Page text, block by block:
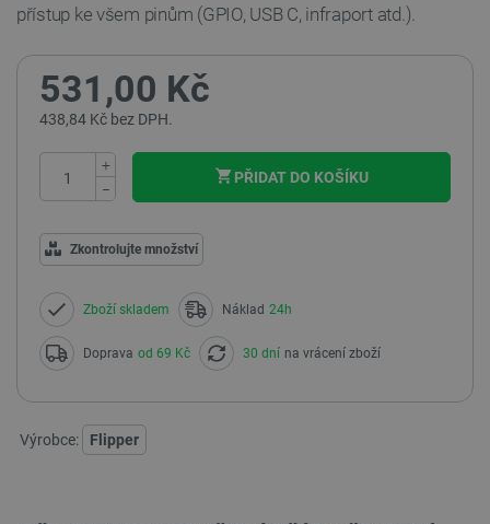
přístup ke všem pinům (GPIO, USB C, infraport atd.).
531,00 Kč
438,84 Kč bez DPH.
+
−
PŘIDAT DO KOŠÍKU
Zkontrolujte množství
Zboží skladem Náklad 24h
Doprava od 69 Kč 30 dní na vrácení zboží
Výrobce: Flipper